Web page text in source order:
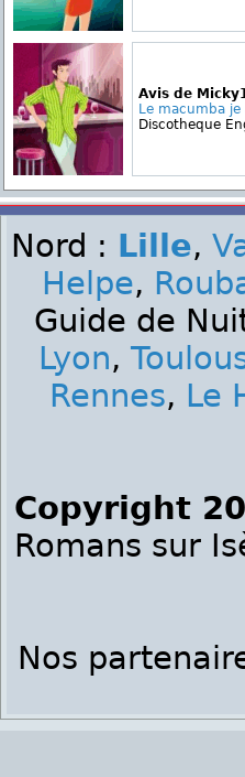
Avis de
Le macumba
Discotheque
Nord : Lille,
Helpe,
Guide de
Lyon,
Rennes, Le
Copyright
Romans sur
Nos